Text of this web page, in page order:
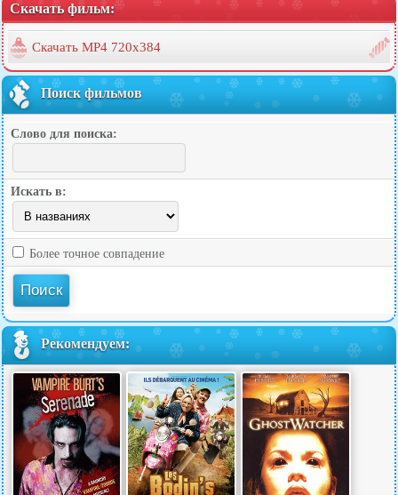
Скачать фильм:
Скачать MP4 720x384
Поиск фильмов
Слово для поиска:
Искать в:
Более точное совпадение
Рекомендуем: